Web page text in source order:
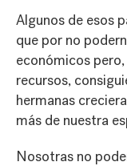
Algunos de esos
que por no
económicos
recursos,
hermanas
más de nuestra
Nosotras no